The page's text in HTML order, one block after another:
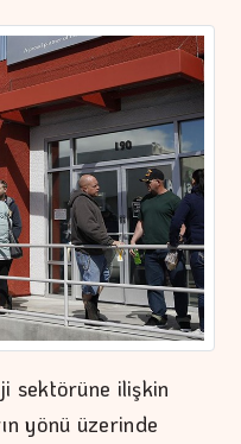
sektörüne ilişkin
yönü üzerinde